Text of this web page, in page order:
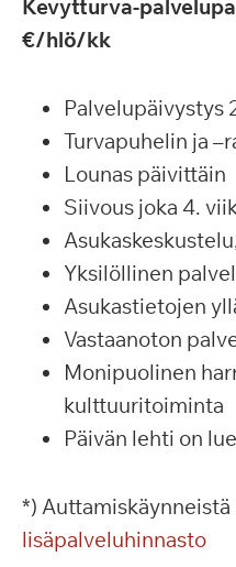
Kevytturva-
€/hlö/kk
Palvelupäivystys
Turvapuhelin ja
Lounas päivittäin
Siivous joka 4.
Yksilöllinen
Asukastietojen
Vastaanoton
Monipuolinen
kulttuuritoiminta
Päivän lehti on
*)
lisäpalveluhinnasto